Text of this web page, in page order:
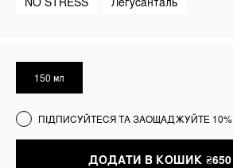
150 мл
ПІДПИСУЙТЕСЯ ТА ЗАОЩАДЖУЙТЕ 10%
ДОДАТИ В КОШИК ₴650